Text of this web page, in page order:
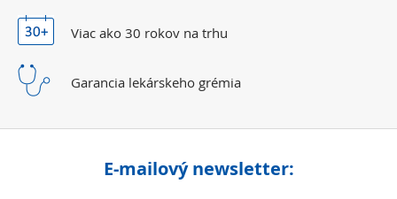
Viac ako 30 rokov na trhu
Garancia lekárskeho grémia
E-mailový newsletter: